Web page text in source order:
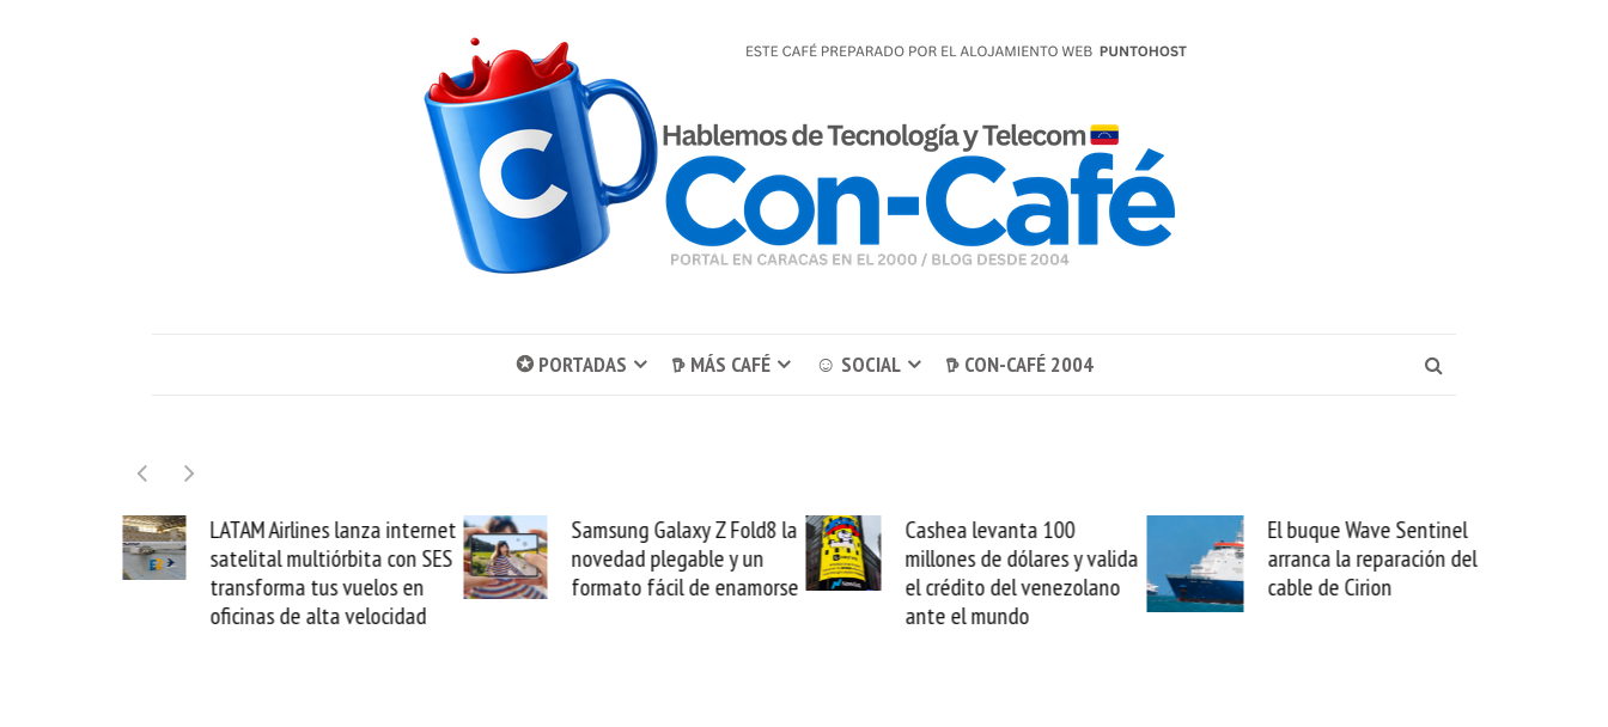
✪ PORTADAS 𖠚 MÁS CAFÉ ☺ SOCIAL 𖠚 CON-CAFÉ 2004
LATAM Airlines lanza internet
satelital multiórbita con SES
transforma tus vuelos en
oficinas de alta velocidad
Samsung Galaxy Z Fold8 la
novedad plegable y un
formato fácil de enamorse
Cashea levanta 100
millones de dólares y valida
el crédito del venezolano
El buque Wave Sentinel
arranca la reparación del
cable de Cirion
Uber se lleva
sabemos todo lo que